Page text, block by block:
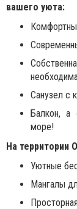
вашего уюта:
Санузел с
Балкон, а
море!
На территории
Уютные
Мангалы